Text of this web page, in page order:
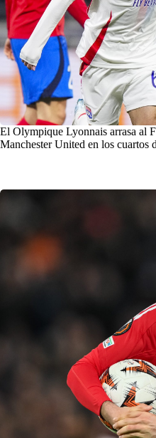
El Olympique Lyonnais arrasa al
Manchester United en los cuartos